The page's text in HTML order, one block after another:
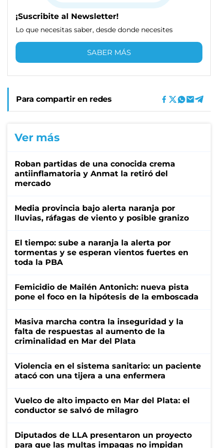
¡Suscribite al Newsletter!
Lo que necesitas saber, desde donde necesites
SABER MÁS
Para compartir en redes
Ver más
Roban partidas de una conocida crema
antiinflamatoria y Anmat la retiró del
mercado
Media provincia bajo alerta naranja por
lluvias, ráfagas de viento y posible granizo
El tiempo: sube a naranja la alerta por
tormentas y se esperan vientos fuertes en
toda la PBA
Femicidio de Mailén Antonich: nueva pista
pone el foco en la hipótesis de la emboscada
Masiva marcha contra la inseguridad y la
falta de respuestas al aumento de la
criminalidad en Mar del Plata
Violencia en el sistema sanitario: un paciente
atacó con una tijera a una enfermera
Vuelco de alto impacto en Mar del Plata: el
conductor se salvó de milagro
Diputados de LLA presentaron un proyecto
para que las multas impagas no impidan